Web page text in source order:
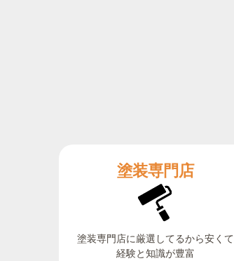
塗装専門店
塗装専門店に厳選してるから安くて
経験と知識が豊富